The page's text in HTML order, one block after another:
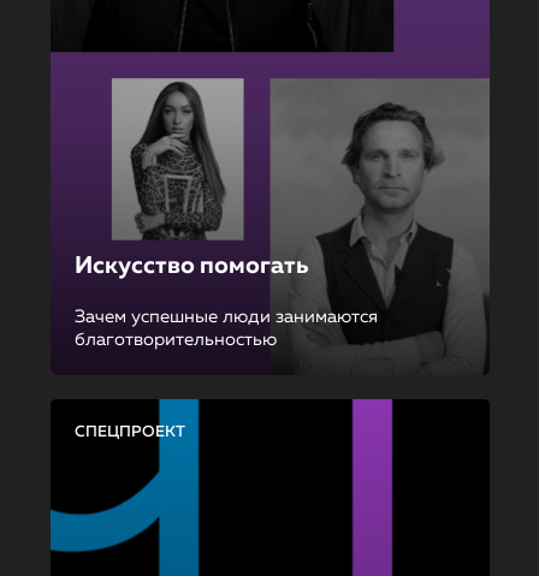
Искусство помогать
Зачем успешные люди занимаются
благотворительностью
СПЕЦПРОЕКТ